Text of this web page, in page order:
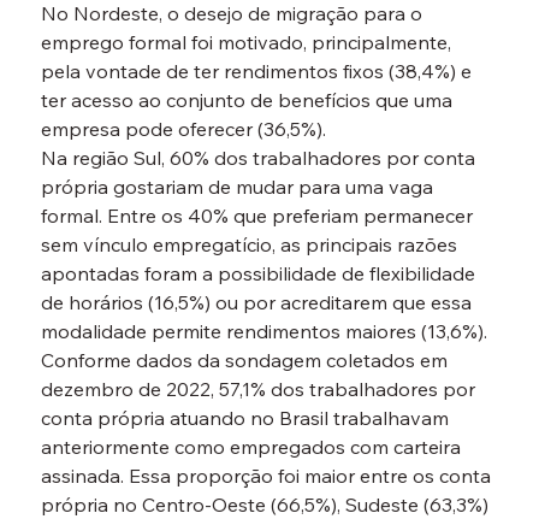
No Nordeste, o desejo de migração para o
emprego formal foi motivado, principalmente,
pela vontade de ter rendimentos fixos (38,4%) e
ter acesso ao conjunto de benefícios que uma
empresa pode oferecer (36,5%).
Na região Sul, 60% dos trabalhadores por conta
própria gostariam de mudar para uma vaga
formal. Entre os 40% que preferiam permanecer
sem vínculo empregatício, as principais razões
apontadas foram a possibilidade de flexibilidade
de horários (16,5%) ou por acreditarem que essa
modalidade permite rendimentos maiores (13,6%).
Conforme dados da sondagem coletados em
dezembro de 2022, 57,1% dos trabalhadores por
conta própria atuando no Brasil trabalhavam
anteriormente como empregados com carteira
assinada. Essa proporção foi maior entre os conta
própria no Centro-Oeste (66,5%), Sudeste (63,3%)